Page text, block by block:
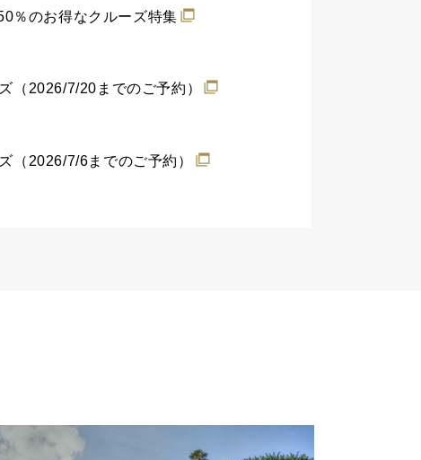
％のお得なクルーズ特集
（2026/7/20までのご予約）
（2026/7/6までのご予約）